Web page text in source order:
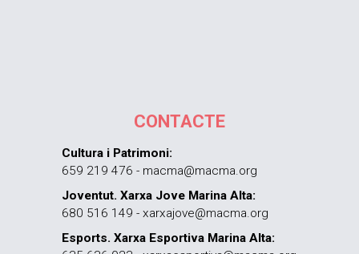
CONTACTE
Cultura i Patrimoni:
659 219 476 - macma@macma.org
Joventut. Xarxa Jove Marina Alta:
680 516 149 - xarxajove@macma.org
Esports. Xarxa Esportiva Marina Alta: